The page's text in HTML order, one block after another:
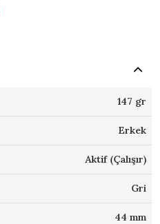
147 gr
Erkek
Aktif (Çalışır)
Gri
44 mm